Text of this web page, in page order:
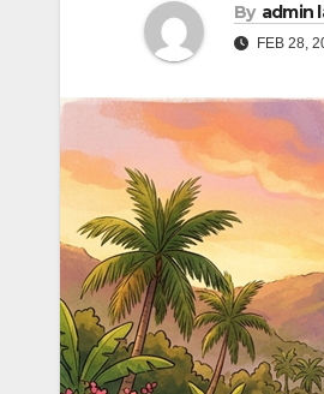
By admin
FEB 28,